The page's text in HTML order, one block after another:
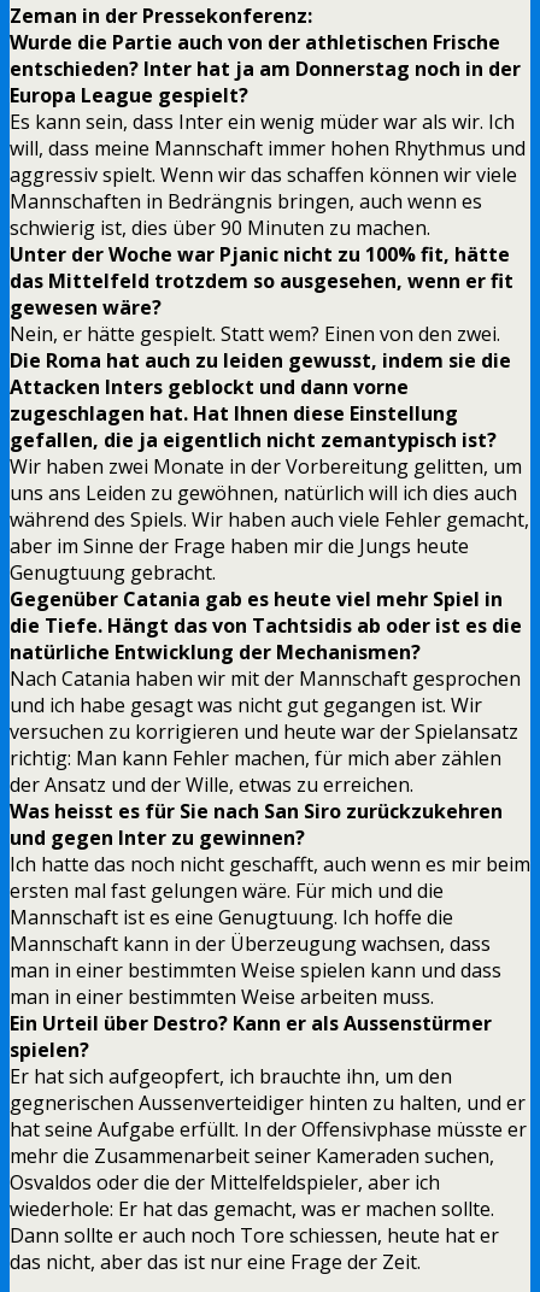
Zeman in der Pressekonferenz:
Wurde die Partie auch von der athletischen Frische
entschieden? Inter hat ja am Donnerstag noch in der
Europa League gespielt?
Es kann sein, dass Inter ein wenig müder war als wir. Ich
will, dass meine Mannschaft immer hohen Rhythmus und
aggressiv spielt. Wenn wir das schaffen können wir viele
Mannschaften in Bedrängnis bringen, auch wenn es
schwierig ist, dies über 90 Minuten zu machen.
Unter der Woche war Pjanic nicht zu 100% fit, hätte
das Mittelfeld trotzdem so ausgesehen, wenn er fit
gewesen wäre?
Nein, er hätte gespielt. Statt wem? Einen von den zwei.
Die Roma hat auch zu leiden gewusst, indem sie die
Attacken Inters geblockt und dann vorne
zugeschlagen hat. Hat Ihnen diese Einstellung
gefallen, die ja eigentlich nicht zemantypisch ist?
Wir haben zwei Monate in der Vorbereitung gelitten, um
uns ans Leiden zu gewöhnen, natürlich will ich dies auch
während des Spiels. Wir haben auch viele Fehler gemacht,
aber im Sinne der Frage haben mir die Jungs heute
Genugtuung gebracht.
Gegenüber Catania gab es heute viel mehr Spiel in
die Tiefe. Hängt das von Tachtsidis ab oder ist es die
natürliche Entwicklung der Mechanismen?
Nach Catania haben wir mit der Mannschaft gesprochen
und ich habe gesagt was nicht gut gegangen ist. Wir
versuchen zu korrigieren und heute war der Spielansatz
richtig: Man kann Fehler machen, für mich aber zählen
der Ansatz und der Wille, etwas zu erreichen.
Was heisst es für Sie nach San Siro zurückzukehren
und gegen Inter zu gewinnen?
Ich hatte das noch nicht geschafft, auch wenn es mir beim
ersten mal fast gelungen wäre. Für mich und die
Mannschaft ist es eine Genugtuung. Ich hoffe die
Mannschaft kann in der Überzeugung wachsen, dass
man in einer bestimmten Weise spielen kann und dass
man in einer bestimmten Weise arbeiten muss.
Ein Urteil über Destro? Kann er als Aussenstürmer
spielen?
Er hat sich aufgeopfert, ich brauchte ihn, um den
gegnerischen Aussenverteidiger hinten zu halten, und er
hat seine Aufgabe erfüllt. In der Offensivphase müsste er
mehr die Zusammenarbeit seiner Kameraden suchen,
Osvaldos oder die der Mittelfeldspieler, aber ich
wiederhole: Er hat das gemacht, was er machen sollte.
Dann sollte er auch noch Tore schiessen, heute hat er
das nicht, aber das ist nur eine Frage der Zeit.